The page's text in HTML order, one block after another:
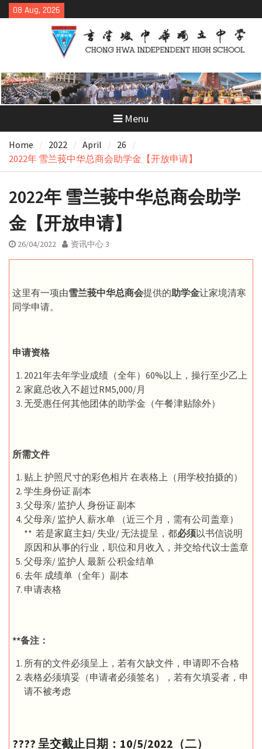
Skip
to
08 Aug, 2026
Menu
Home 2022 April
26
2022年 雪兰莪中华总商会助学金【开放申请】
2022年 雪兰莪中华总商会助学
金【开放申请】
26/04/2022 资讯中心 3
这里有一项由雪兰莪中华总商会提供的助学金让家境清寒
同学申请。
申请资格
2021年去年学业成绩（全年）60%以上，操行至少乙上
家庭总收入不超过RM5,000/月
无受惠任何其他团体的助学金（午餐津贴除外）
所需文件
贴上 护照尺寸的彩色相片 在表格上（用学校拍摄的）
学生身份证 副本
父母亲/ 监护人 身份证 副本
父母亲/ 监护人 薪水单 （近三个月，需有公司盖章）
** 若是家庭主妇/ 失业/ 无法提呈，都必须以书信说明
原因和从事的行业，职位和月收入，并交给代议士盖章
父母亲/ 监护人 最新 公积金结单
去年 成绩单（全年）副本
申请表格
**备注：
所有的文件必须呈上，若有欠缺文件，申请即不合格
表格必须填妥（申请者必须签名），若有欠填妥者，申
请不被考虑
????️ 呈交截止日期：10/5/2022（二）